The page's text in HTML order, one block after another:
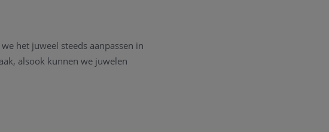
het juweel steeds aanpassen in
alsook kunnen we juwelen